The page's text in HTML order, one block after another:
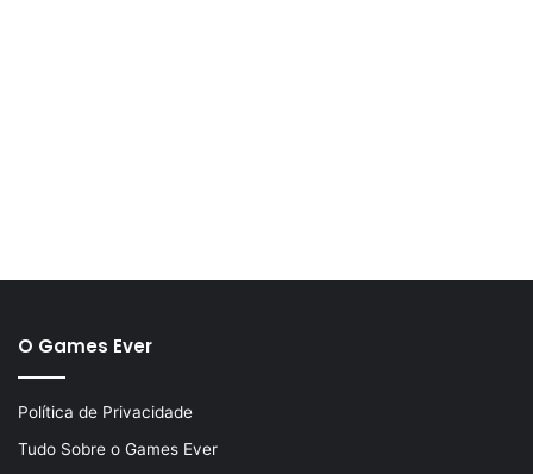
O Games Ever
Política de Privacidade
Tudo Sobre o Games Ever